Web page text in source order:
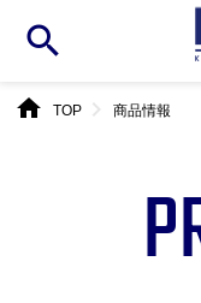
search
home TOPchevron_right 商品情報